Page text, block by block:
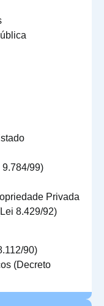
9.784/99)
Privada
8.429/92)
90)
(Decreto